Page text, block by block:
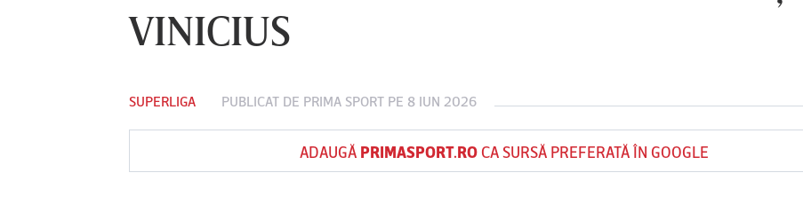
VINICIUS
SUPERLIGA PUBLICAT DE PRIMA SPORT PE 8 IUN 2026
ADAUGĂ PRIMASPORT.ROCA SURSĂ PREFERATĂ ÎN GOOGLE
FC Botoşani
Corvinul
Sepsi OSK Sf
Gheorghe
FCSB UTA Arad Rapid